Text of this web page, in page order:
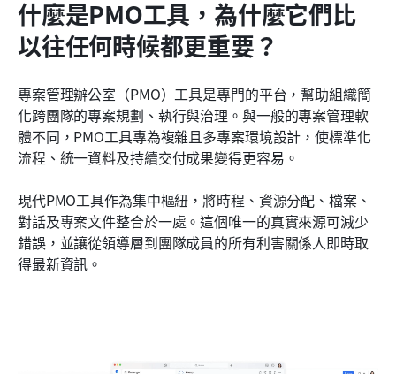
什麼是PMO工具，為什麼它們比
以往任何時候都更重要？
專案管理辦公室（PMO）工具是專門的平台，幫助組織簡
化跨團隊的專案規劃、執行與治理。與一般的專案管理軟
體不同，PMO工具專為複雜且多專案環境設計，使標準化
流程、統一資料及持續交付成果變得更容易。
現代PMO工具作為集中樞紐，將時程、資源分配、檔案、
對話及專案文件整合於一處。這個唯一的真實來源可減少
錯誤，並讓從領導層到團隊成員的所有利害關係人即時取
得最新資訊。